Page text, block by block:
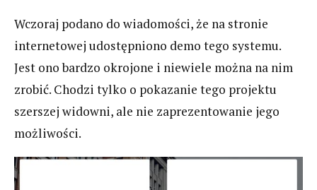
Wczoraj podano do wiadomości, że na stronie
internetowej udostępniono demo tego systemu.
Jest ono bardzo okrojone i niewiele można na nim
zrobić. Chodzi tylko o pokazanie tego projektu
szerszej widowni, ale nie zaprezentowanie jego
możliwości.